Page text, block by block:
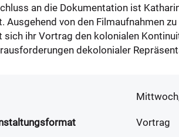
an die Dokumentation ist
Ausgehend von den Filmaufnahmen
sich ihr Vortrag den kolonialen
dekolonialer
Vortrag